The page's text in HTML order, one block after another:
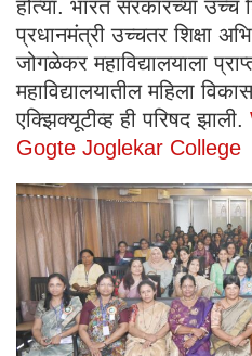
होत्या. भारत सरकारच्या उच्च
प्रधानमंत्री उच्चतर शिक्षा
जोगळेकर महाविद्यालयाला
महाविद्यालयातील महिला
एक्झिक्यूटीव्ह ही परिषद झाली.
Gogte Joglekar College